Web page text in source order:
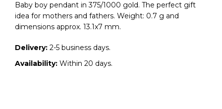
Baby boy pendant in 375/1000 gold. The perfect gift
idea for mothers and fathers. Weight: 0.7 g and
dimensions approx. 13.1x7 mm.
Delivery: 2-5 business days.
Availability: Within 20 days.